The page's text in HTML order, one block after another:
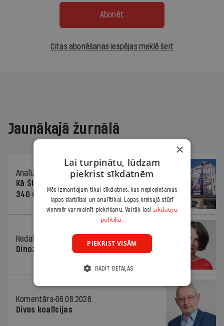
Abonēt
Citas abonēšanas iespējas meklē šeit
Jaunākajā žurnālā
Analīze
06.08.2026.
Kā Šlesera partija palika nesodīta par
340 000 vērtu reklāmas kampaņu
Redaktores sleja
Dinozaura triks
Komentārs 06.08.2026.
Divas koalīcijas
×
Lai turpinātu, lūdzam
piekrist sīkdatnēm
Mēs izmantojam tikai sīkdatnes, kas nepieciešamas
lapas darbībai un analītikai. Lapas kreisajā stūrī
vienmēr var mainīt piekrišanu. Vairāk lasi sīkdatņu
politikā.
PIEKRIST VISĀM
RĀDĪT DETAĻAS